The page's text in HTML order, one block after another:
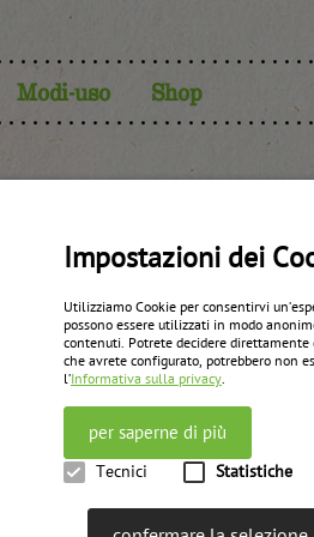
Impostazioni dei
Utilizziamo Cookie per consentirvi
possono essere utilizzati in modo
contenuti. Potrete decidere
che avrete configurato, potrebbero non
l’Informativa sulla privacy.
per saperne di più
Tecnici Statistiche
Modi-uso Shop